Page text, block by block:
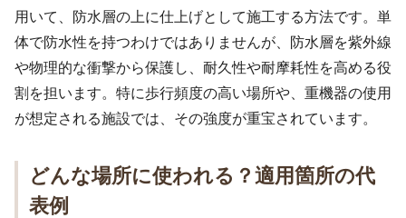
用いて、防水層の上に仕上げとして施工する方法です。単
体で防水性を持つわけではありませんが、防水層を紫外線
や物理的な衝撃から保護し、耐久性や耐摩耗性を高める役
割を担います。特に歩行頻度の高い場所や、重機器の使用
が想定される施設では、その強度が重宝されています。
どんな場所に使われる？適用箇所の代
表例